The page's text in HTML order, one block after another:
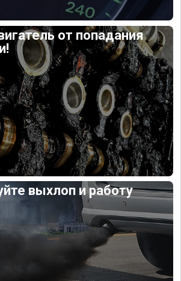
от попадания
выхлоп и работу